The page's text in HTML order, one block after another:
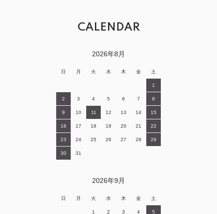
CALENDAR
2026年8月
日 月 火 水 木 金 土
1
2 3 4 5 6 7 8
9 10 11 12 13 14 15
16 17 18 19 20 21 22
23 24 25 26 27 28 29
30 31
2026年9月
日 月 火 水 木 金 土
1 2 3 4 5